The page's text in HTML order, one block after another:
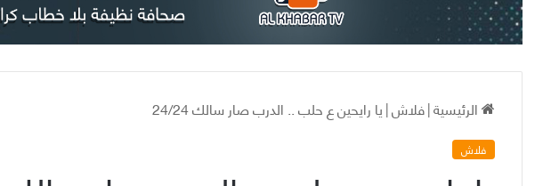
الرئيسية|فلاش|يا رايحين ع حلب .. الدرب صار سالك 24/24
فلاش